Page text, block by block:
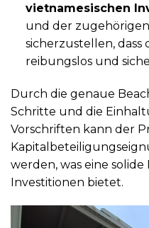
vietnamesischen
und der
sicherzustellen, dass
reibungslos und
Durch die genaue
Schritte und die
Vorschriften kann der
werden, was eine solide
Investitionen bietet.